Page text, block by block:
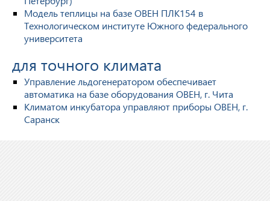
Модель теплицы на базе ОВЕН ПЛК154 в
Технологическом институте Южного федерального
университета
для точного климата
Управление льдогенератором обеспечивает
автоматика на базе оборудования ОВЕН, г. Чита
Климатом инкубатора управляют приборы ОВЕН, г.
Саранск